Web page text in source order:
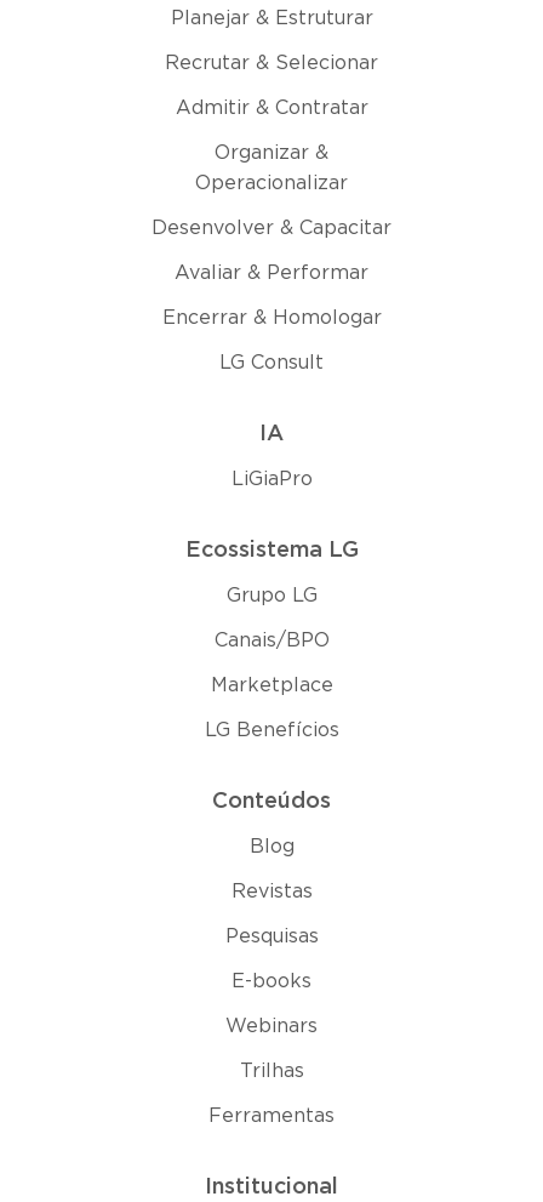
Planejar & Estruturar
Recrutar & Selecionar
Admitir & Contratar
Organizar &
Operacionalizar
Desenvolver & Capacitar
Avaliar & Performar
Encerrar & Homologar
LG Consult
IA
LiGiaPro
Ecossistema LG
Grupo LG
Canais/BPO
Marketplace
LG Benefícios
Conteúdos
Blog
Revistas
Pesquisas
E-books
Webinars
Trilhas
Ferramentas
Institucional